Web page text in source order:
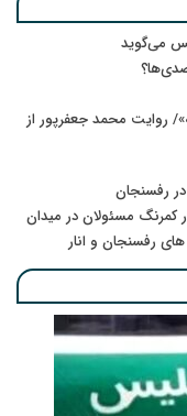
مس می‌گوید
روایت محمد جعفرپور از
رفسنجان
کمرنگ مسئولان در میدان
رفسنجان و انار